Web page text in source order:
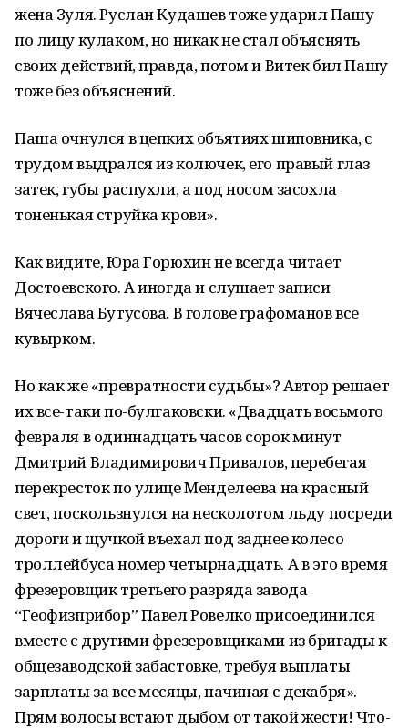
жена Зуля. Руслан Кудашев тоже ударил Пашу
по лицу кулаком, но никак не стал объяснять
своих действий, правда, потом и Витек бил Пашу
тоже без объяснений.
Паша очнулся в цепких объятиях шиповника, с
трудом выдрался из колючек, его правый глаз
затек, губы распухли, а под носом засохла
тоненькая струйка крови».
Как видите, Юра Горюхин не всегда читает
Достоевского. А иногда и слушает записи
Вячеслава Бутусова. В голове графоманов все
кувырком.
Но как же «превратности судьбы»? Автор решает
их все-таки по-булгаковски. «Двадцать восьмого
февраля в одиннадцать часов сорок минут
Дмитрий Владимирович Привалов, перебегая
перекресток по улице Менделеева на красный
свет, поскользнулся на несколотом льду посреди
дороги и щучкой въехал под заднее колесо
троллейбуса номер четырнадцать. А в это время
фрезеровщик третьего разряда завода
“Геофизприбор” Павел Ровелко присоединился
вместе с другими фрезеровщиками из бригады к
общезаводской забастовке, требуя выплаты
зарплаты за все месяцы, начиная с декабря».
Прям волосы встают дыбом от такой жести! Что-